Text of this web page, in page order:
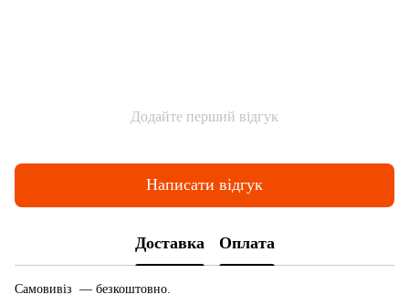
Додайте перший відгук
Написати відгук
Доставка Оплата
Самовивіз — безкоштовно.